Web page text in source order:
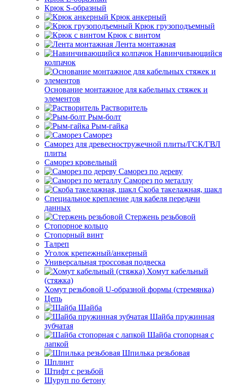
Крюк S-образный
Крюк анкерный
Крюк грузоподъемный
Крюк с винтом
Лента монтажная
Навинчивающийся
колпачок
Основание монтажное для кабельных стяжек и
элементов
Растворитель
Рым-болт
Рым-гайка
Саморез
Саморез для древесностружечной плиты/ГСК/ГВЛ
плиты
Саморез кровельный
Саморез по дереву
Саморез по металлу
Скоба такелажная, шакл
Специальное крепление для кабеля передачи
данных
Стержень резьбовой
Стопорное кольцо
Стопорный винт
Талреп
Уголок крепежный/анкерный
Универсальная троссовая подвеска
Хомут кабельный
(стяжка)
Хомут резьбовой U-образной формы (стремянка)
Цепь
Шайба
Шайба пружинная
зубчатая
Шайба стопорная с
лапкой
Шпилька резьбовая
Шплинт
Штифт с резьбой
Шуруп по бетону